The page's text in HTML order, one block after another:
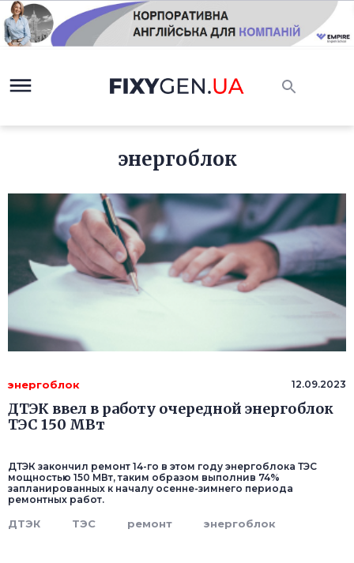
энергоблок
энергоблок 12.09.2023
ДТЭК ввел в работу очередной энергоблок
ТЭС 150 МВт
ДТЭК закончил ремонт 14-го в этом году энергоблока ТЭС
мощностью 150 МВт, таким образом выполнив 74%
запланированных к началу осенне-зимнего периода
ремонтных работ.
ДТЭК ТЭС ремонт энергоблок